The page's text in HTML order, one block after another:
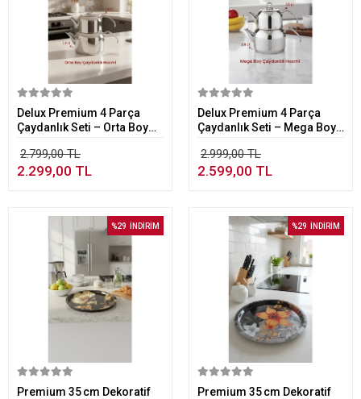
Sepete Ekle
Delux Premium 4 Parça
Çaydanlık Seti – Orta Boy
2.799,00 TL
2.299,00 TL
Sepete Ekle
Delux Premium 4 Parça
Çaydanlık Seti – Mega Boy
2.999,00 TL
2.599,00 TL
%29 İNDİRİM
Sepete Ekle
Premium 35 cm Dekoratif
%29 İNDİRİM
Sepete Ekle
Premium 35 cm Dekoratif